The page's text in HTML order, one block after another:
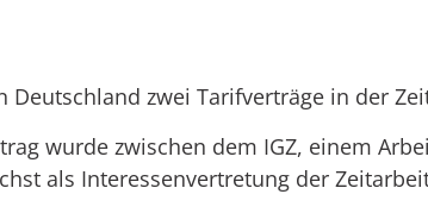
Deutschland zwei Tarifverträge in der
wurde zwischen dem IGZ, einem
als Interessenvertretung der